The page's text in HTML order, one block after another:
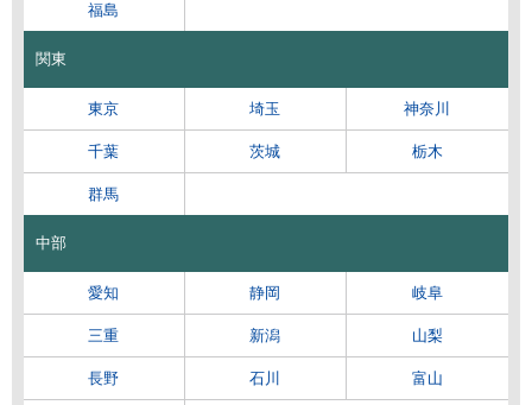
福島
関東
東京 埼玉 神奈川
千葉 茨城 栃木
群馬
中部
愛知 静岡 岐阜
三重 新潟 山梨
長野 石川 富山